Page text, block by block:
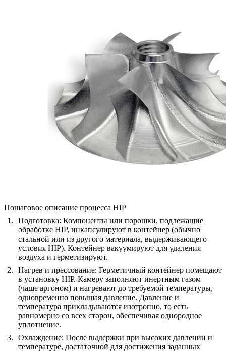
Пошаговое описание процесса HIP
Подготовка: Компоненты или порошки, подлежащие
обработке HIP, инкапсулируют в контейнер (обычно
стальной или из другого материала, выдерживающего
условия HIP). Контейнер вакуумируют для удаления
воздуха и герметизируют.
Нагрев и прессование: Герметичный контейнер помещают
в установку HIP. Камеру заполняют инертным газом
(чаще аргоном) и нагревают до требуемой температуры,
одновременно повышая давление. Давление и
температура прикладываются изотропно, то есть
равномерно со всех сторон, обеспечивая однородное
уплотнение.
Охлаждение: После выдержки при высоких давлении и
температуре, достаточной для достижения заданных